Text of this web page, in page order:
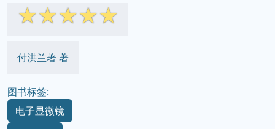
☆☆☆☆☆
付洪兰著 著
图书标签:
电子显微镜